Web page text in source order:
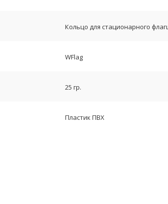
Кольцо для стационарного
WFlag
25 гр.
Пластик ПВХ